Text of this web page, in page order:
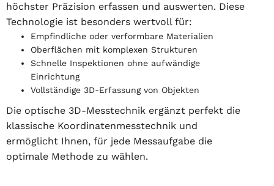
höchster Präzision erfassen und auswerten. Diese
Technologie ist besonders wertvoll für:
Empfindliche oder verformbare Materialien
Oberflächen mit komplexen Strukturen
Schnelle Inspektionen ohne aufwändige
Einrichtung
Vollständige 3D-Erfassung von Objekten
Die optische 3D-Messtechnik ergänzt perfekt die
klassische Koordinatenmesstechnik und
ermöglicht Ihnen, für jede Messaufgabe die
optimale Methode zu wählen.